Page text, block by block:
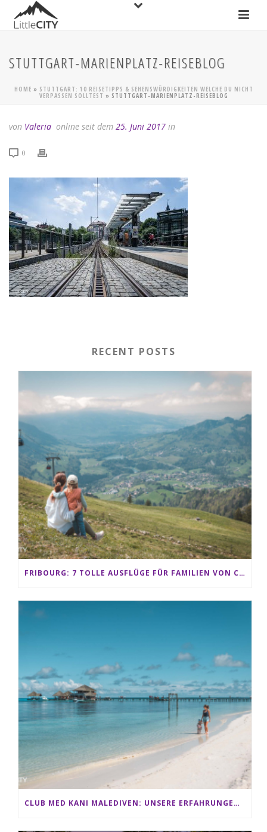
STUTTGART-MARIENPLATZ-REISEBLOG
HOME » STUTTGART: 10 REISETIPPS & SEHENSWÜRDIGKEITEN WELCHE DU NICHT
VERPASSEN SOLLTEST » STUTTGART-MARIENPLATZ-REISEBLOG
von Valeria online seit dem 25. Juni 2017 in
0
RECENT POSTS
FRIBOURG: 7 TOLLE AUSFLÜGE FÜR FAMILIEN VON CHARMEY BIS LES PACCOTS
CLUB MED KANI MALEDIVEN: UNSERE ERFAHRUNGEN IM ALL-INCLUSIVE PARADIES